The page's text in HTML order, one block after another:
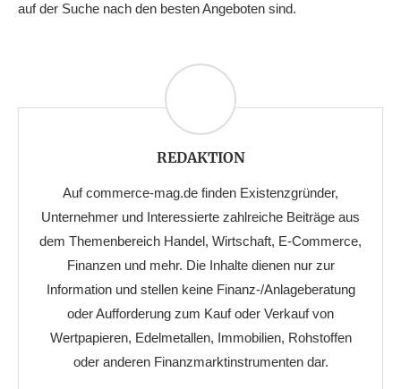
auf der Suche nach den besten Angeboten sind.
REDAKTION
Auf commerce-mag.de finden Existenzgründer,
Unternehmer und Interessierte zahlreiche Beiträge aus
dem Themenbereich Handel, Wirtschaft, E-Commerce,
Finanzen und mehr. Die Inhalte dienen nur zur
Information und stellen keine Finanz-/Anlageberatung
oder Aufforderung zum Kauf oder Verkauf von
Wertpapieren, Edelmetallen, Immobilien, Rohstoffen
oder anderen Finanzmarktinstrumenten dar.